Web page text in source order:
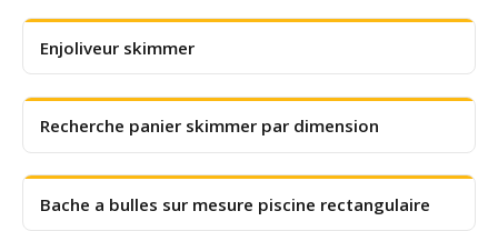
Enjoliveur skimmer
Recherche panier skimmer par dimension
Bache a bulles sur mesure piscine rectangulaire